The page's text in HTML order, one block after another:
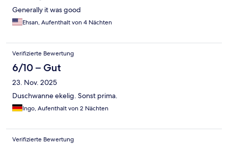
Generally it was good
Ehsan, Aufenthalt von 4 Nächten
Verifizierte Bewertung
6/10 – Gut
23. Nov. 2025
Duschwanne ekelig. Sonst prima.
Ingo, Aufenthalt von 2 Nächten
Verifizierte Bewertung